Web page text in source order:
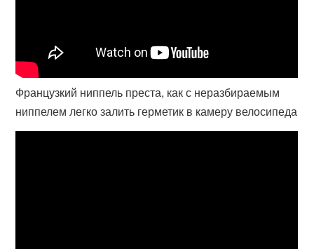
Французкий ниппель преста, как с неразбираемым
ниппелем легко залить герметик в камеру велосипеда